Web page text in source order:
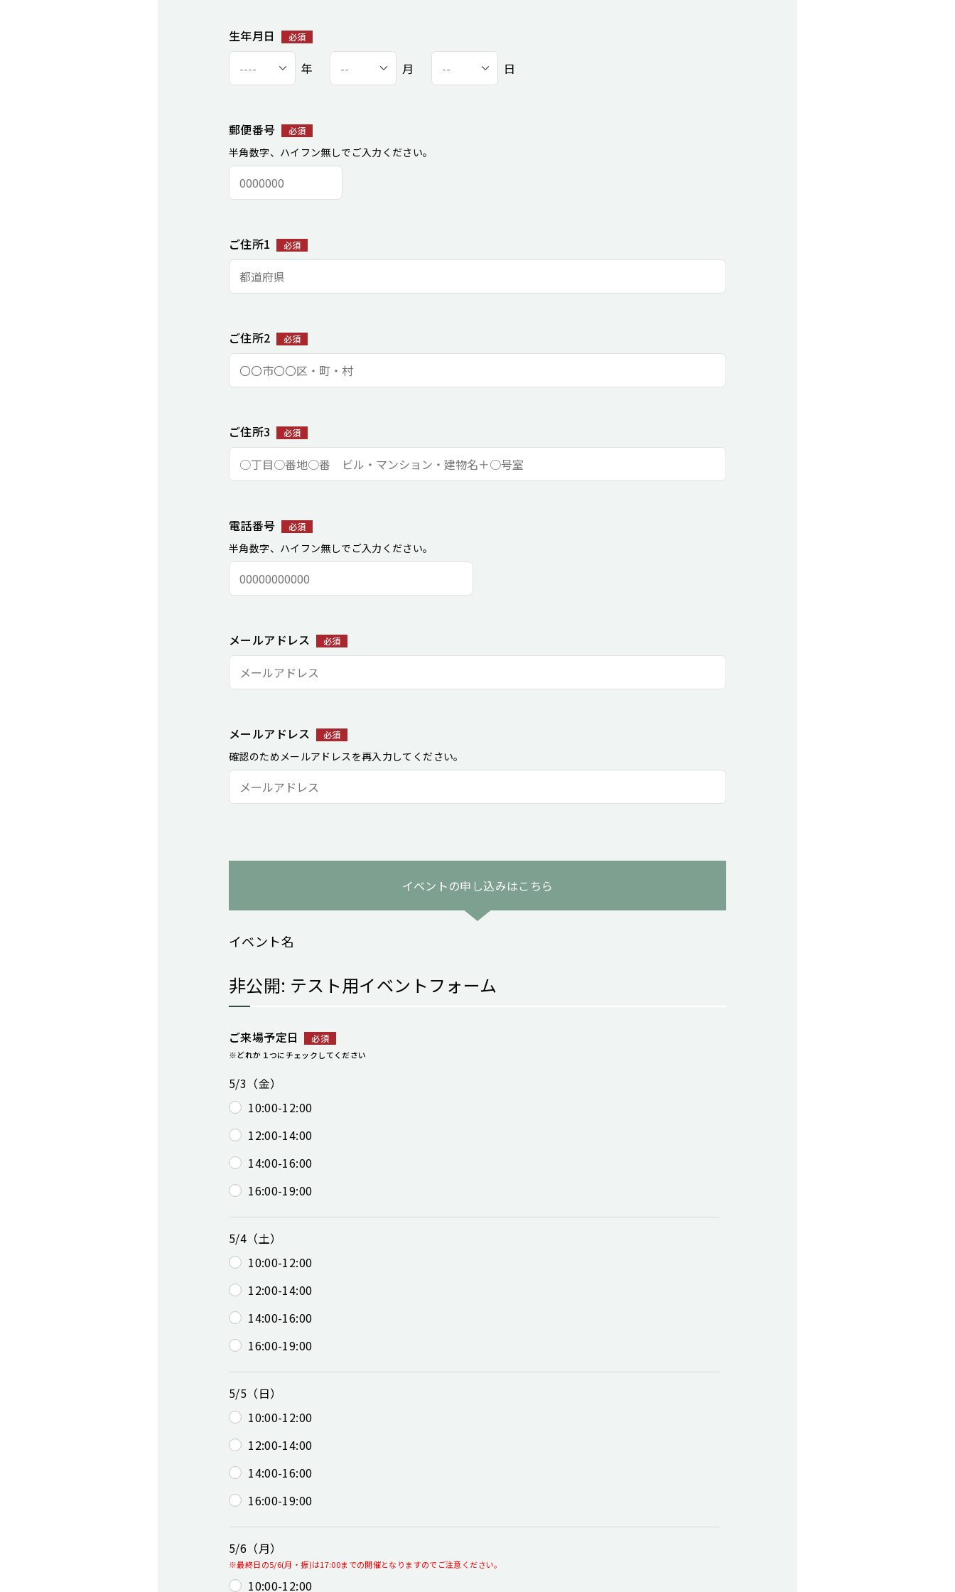
生年月日 必須
年 月 日
郵便番号 必須
半角数字、ハイフン無しでご入力ください。
ご住所1 必須
ご住所2 必須
ご住所3 必須
電話番号 必須
半角数字、ハイフン無しでご入力ください。
メールアドレス 必須
メールアドレス 必須
確認のためメールアドレスを再入力してください。
イベントの申し込みはこちら
イベント名
非公開: テスト用イベントフォーム
ご来場予定日 必須
※どれか１つにチェックしてください
5/3（金）
10:00-12:00
12:00-14:00
14:00-16:00
16:00-19:00
5/4（土）
10:00-12:00
12:00-14:00
14:00-16:00
16:00-19:00
5/5（日）
10:00-12:00
12:00-14:00
14:00-16:00
16:00-19:00
5/6（月）
※最終日の5/6(月・振)は17:00までの開催となりますのでご注意ください。
10:00-12:00